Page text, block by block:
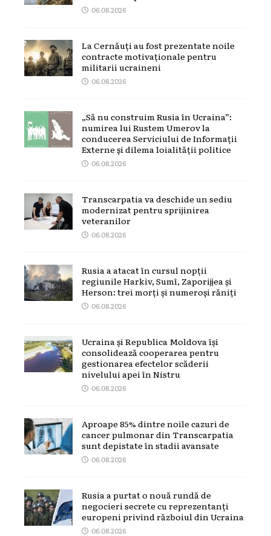
06.08.2026
La Cernăuți au fost prezentate noile
contracte motivaționale pentru
militarii ucraineni
06.08.2026
„Să nu construim Rusia în Ucraina”:
numirea lui Rustem Umerov la
conducerea Serviciului de Informații
Externe și dilema loialității politice
06.08.2026
Transcarpatia va deschide un sediu
modernizat pentru sprijinirea
veteranilor
06.08.2026
Rusia a atacat în cursul nopții
regiunile Harkiv, Sumî, Zaporijjea și
Herson: trei morți și numeroși răniți
06.08.2026
Ucraina și Republica Moldova își
consolidează cooperarea pentru
gestionarea efectelor scăderii
nivelului apei în Nistru
06.08.2026
Aproape 85% dintre noile cazuri de
cancer pulmonar din Transcarpatia
sunt depistate în stadii avansate
06.08.2026
Rusia a purtat o nouă rundă de
negocieri secrete cu reprezentanți
europeni privind războiul din Ucraina
06.08.2026